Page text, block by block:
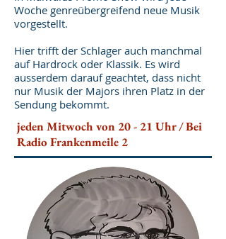
Woche genreübergreifend neue Musik
vorgestellt.
Hier trifft der Schlager auch manchmal
auf Hardrock oder Klassik. Es wird
ausserdem darauf geachtet, dass nicht
nur Musik der Majors ihren Platz in der
Sendung bekommt.
jeden Mitwoch von 20 - 21 Uhr / Bei
Radio Frankenmeile 2